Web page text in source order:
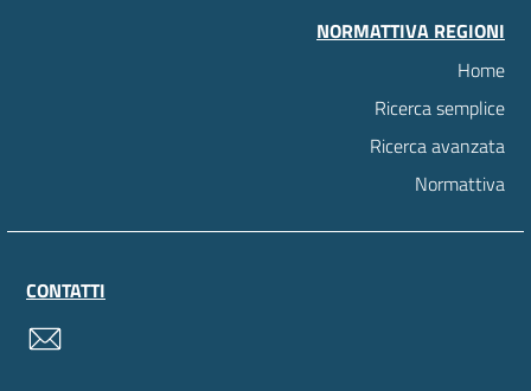
NORMATTIVA REGIONI
Home
Ricerca semplice
Ricerca avanzata
Normattiva
CONTATTI